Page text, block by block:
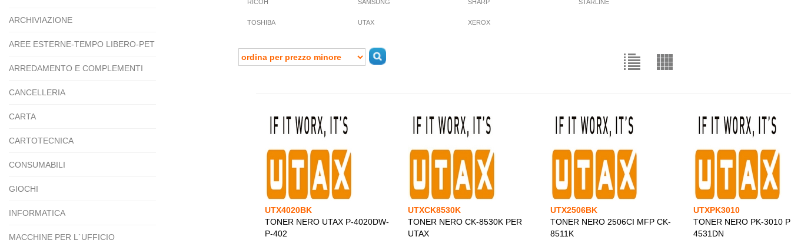
ARCHIVIAZIONE
AREE ESTERNE-TEMPO LIBERO-PET
ARREDAMENTO E COMPLEMENTI
CANCELLERIA
CARTA
CARTOTECNICA
CONSUMABILI
GIOCHI
INFORMATICA
MACCHINE PER L`UFFICIO
RICOH SAMSUNG SHARP STARLINE
TOSHIBA UTAX XEROX
UTX4020BK
TONER NERO UTAX P-4020DW-
P-402
UTXCK8530K
TONER NERO CK-8530K PER
UTAX
UTX2506BK
TONER NERO 2506CI MFP CK-
8511K
UTXPK3010
TONER NERO PK-3010
4531DN